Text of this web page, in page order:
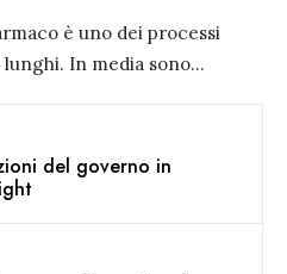
è uno dei processi
In media sono...
del governo in